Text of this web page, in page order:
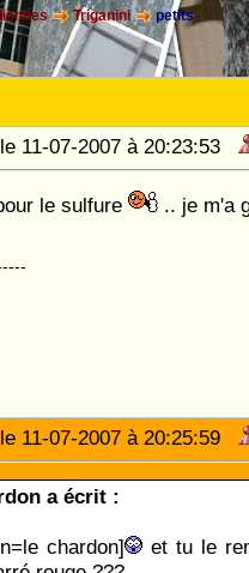
Triganini
petits
11-07-2007 à 20:23:53
le sulfure .. je m'a
11-07-2007 à 20:25:59
a écrit :
chardon]
et tu le